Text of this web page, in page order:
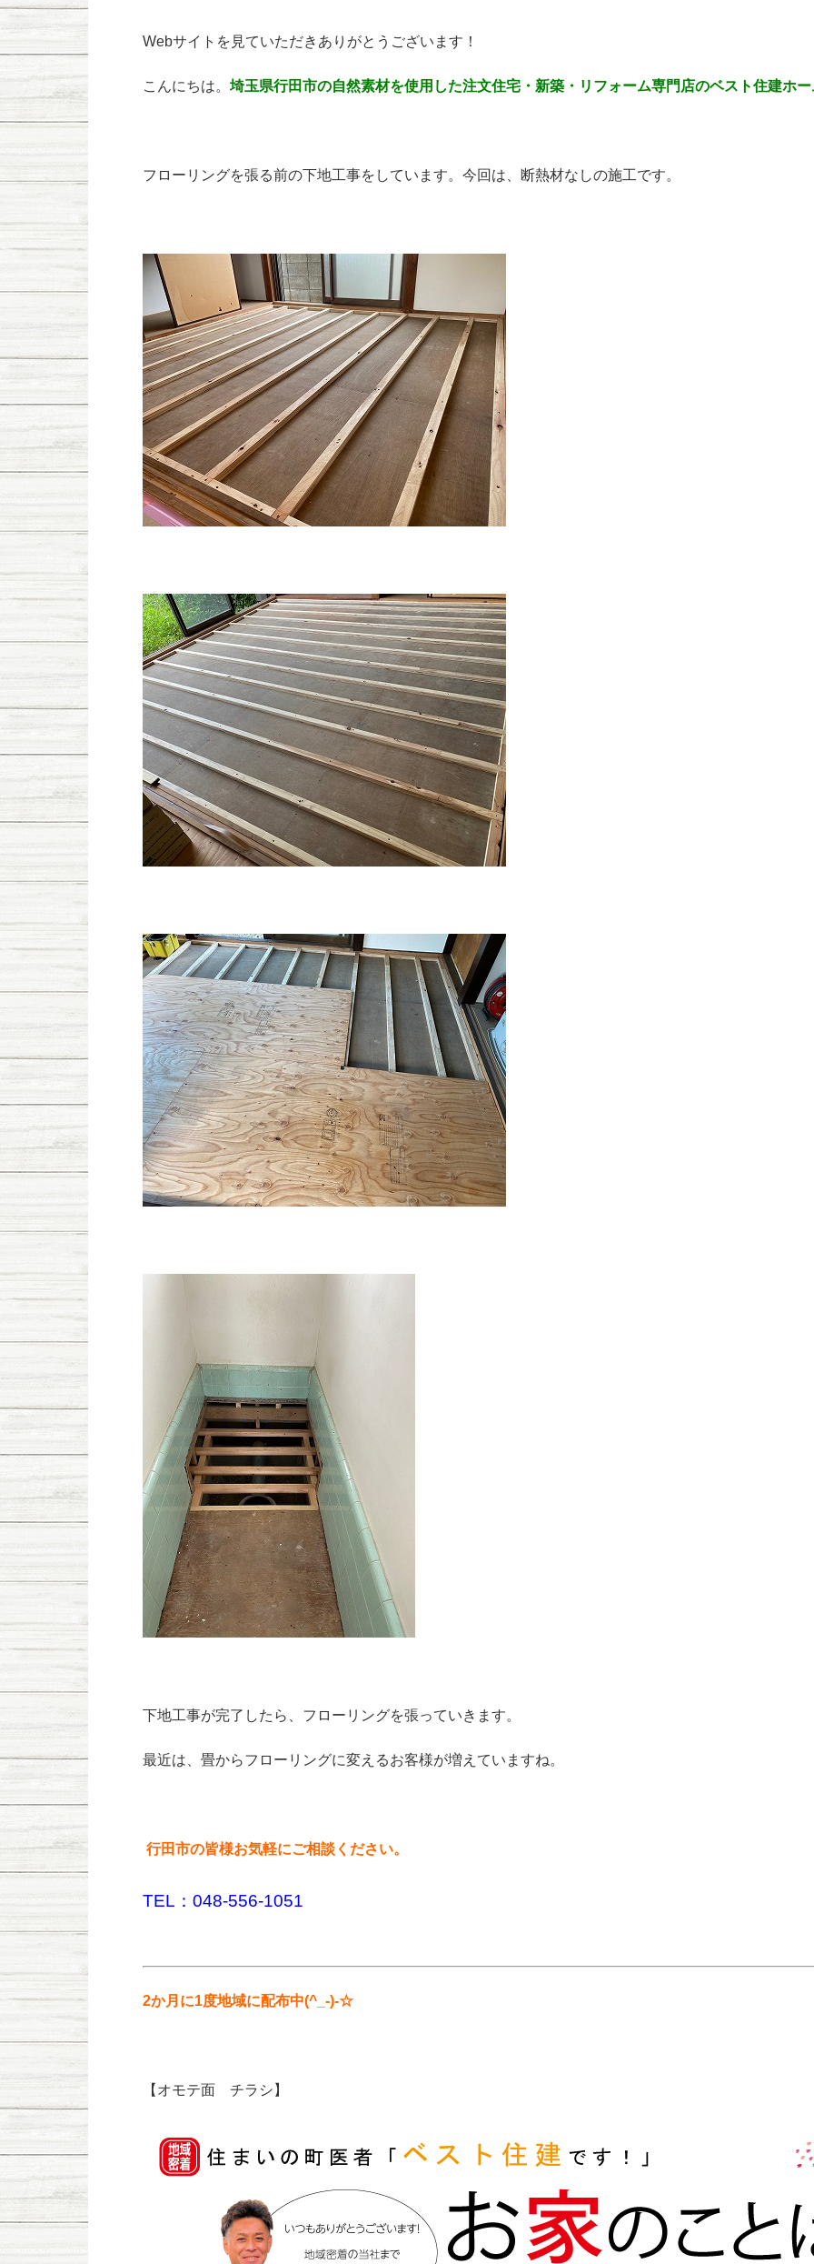
Webサイトを見ていただきありがとうございます！
こんにちは。 埼玉県行田市の自然素材を使用した注文住宅・新築・リフォーム専門店のベスト住建ホ
フローリングを張る前の下地工事をしています。今回は、断熱材なしの施工です。
下地工事が完了したら、フローリングを張っていきます。
最近は、畳からフローリングに変えるお客様が増えていますね。
行田市の皆様お気軽にご相談ください。
TEL：048-556-1051
2か月に1度地域に配布中(^_-)-☆
【オモテ面 チラシ】